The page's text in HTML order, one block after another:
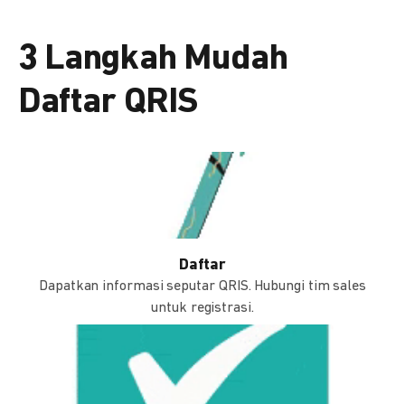
3 Langkah Mudah
Daftar QRIS
Daftar
Dapatkan informasi seputar QRIS. Hubungi tim sales
untuk registrasi.